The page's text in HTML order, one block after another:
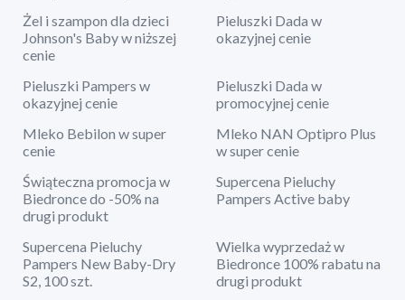
Żel i szampon dla dzieci
Johnson's Baby w niższej
cenie
Pieluszki Dada w
okazyjnej cenie
Pieluszki Pampers w
okazyjnej cenie
Pieluszki Dada w
promocyjnej cenie
Mleko Bebilon w super
cenie
Mleko NAN Optipro Plus
w super cenie
Świąteczna promocja w
Biedronce do -50% na
drugi produkt
Supercena Pieluchy
Pampers Active baby
Supercena Pieluchy
Pampers New Baby-Dry
S2, 100 szt.
Wielka wyprzedaż w
Biedronce 100% rabatu na
drugi produkt